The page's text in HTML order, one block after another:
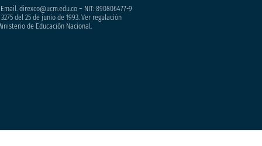
Email. direxco@ucm.edu.co – NIT: 890806477-9
del 25 de junio de 1993. Ver regulación
de Educación Nacional.